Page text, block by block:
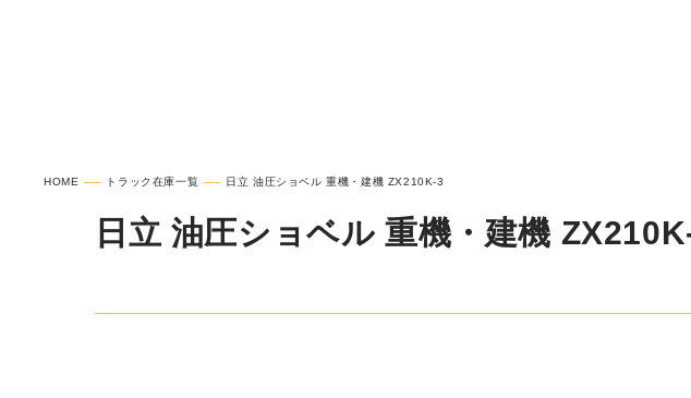
HOME トラック在庫一覧 日立 油圧ショベル 重機・建機 ZX210K-3
日立 油圧ショベル 重機・建機 ZX210K-3